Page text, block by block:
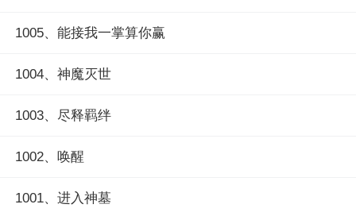
1005、能接我一掌算你赢
1004、神魔灭世
1003、尽释羁绊
1002、唤醒
1001、进入神墓